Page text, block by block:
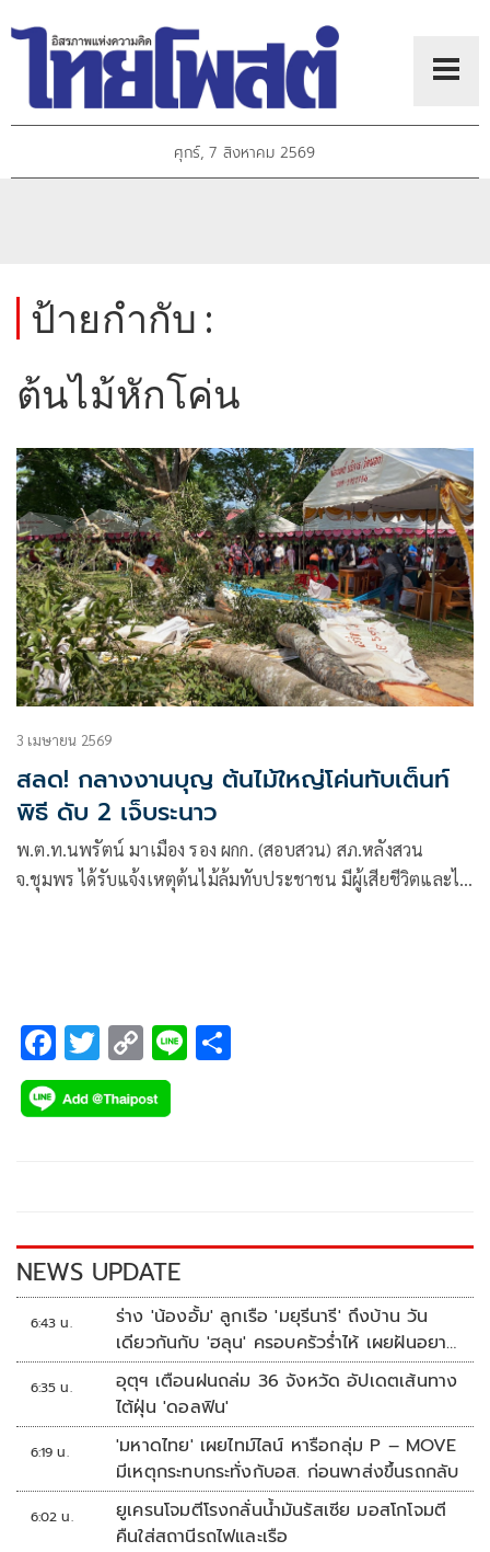
ศุกร์, 7 สิงหาคม 2569
ป้ายกำกับ :
ต้นไม้หักโค่น
3 เมษายน 2569
สลด! กลางงานบุญ ต้นไม้ใหญ่โค่นทับเต็นท์
พิธี ดับ 2 เจ็บระนาว
พ.ต.ท.นพรัตน์ มาเมือง รอง ผกก. (สอบสวน) สภ.หลังสวน
จ.ชุมพร ได้รับแจ้งเหตุต้นไม้ล้มทับประชาชน มีผู้เสียชีวิตและได้
F
ac
e
k
T
wi
tt
C
o
p
k
Li
NEWS UPDATE
6:43 น.
ร่าง 'น้องอั้ม' ลูกเรือ 'มยุรีนารี' ถึงบ้าน วัน
เดียวกันกับ 'ฮลุน' ครอบครัวร่ำไห้ เผยฝันอยาก
เป็นทหารเรือ
6:35 น.
อุตุฯ เตือนฝนถล่ม 36 จังหวัด อัปเดตเส้นทาง
ไต้ฝุ่น 'ดอลฟิน'
6:19 น.
'มหาดไทย' เผยไทม์ไลน์ หารือกลุ่ม P – MOVE
มีเหตุกระทบกระทั่งกับอส. ก่อนพาส่งขึ้นรถกลับ
6:02 น.
ยูเครนโจมตีโรงกลั่นน้ำมันรัสเซีย มอสโกโจมตี
คืนใส่สถานีรถไฟและเรือ